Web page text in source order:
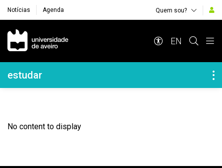
Notícias Agenda Quem sou?
Navegação Principal
EN
Navegação Lateral
estudar
No content to display